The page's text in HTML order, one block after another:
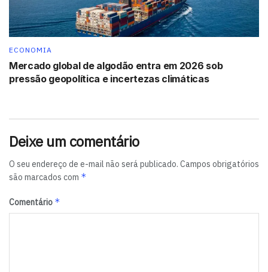
ECONOMIA
Mercado global de algodão entra em 2026 sob
pressão geopolítica e incertezas climáticas
Deixe um comentário
O seu endereço de e-mail não será publicado. Campos obrigatórios
são marcados com *
Comentário *